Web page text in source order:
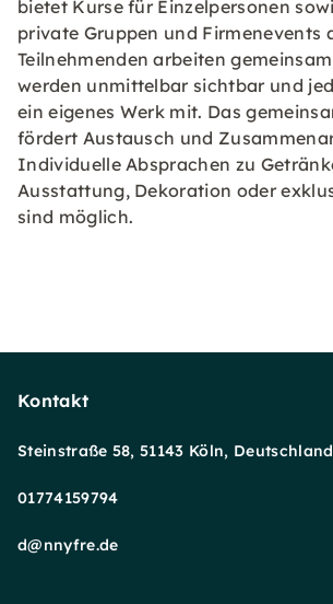
bietet Kurse für Einzelpersonen
private Gruppen und Firmenevents
Teilnehmenden arbeiten
werden unmittelbar sichtbar und
ein eigenes Werk mit. Das
fördert Austausch und
Individuelle Absprachen zu
Ausstattung, Dekoration oder
sind möglich.
Kontakt
Steinstraße 58, 51143 Köln, Deutschland
01774159794
d@nnyfre.de